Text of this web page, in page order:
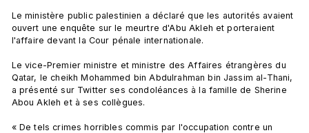
Le ministère public palestinien a déclaré que les autorités avaient
ouvert une enquête sur le meurtre d'Abu Akleh et porteraient
l'affaire devant la Cour pénale internationale.
Le vice-Premier ministre et ministre des Affaires étrangères du
Qatar, le cheikh Mohammed bin Abdulrahman bin Jassim al-Thani,
a présenté sur Twitter ses condoléances à la famille de Sherine
Abou Akleh et à ses collègues.
« De tels crimes horribles commis par l'occupation contre un